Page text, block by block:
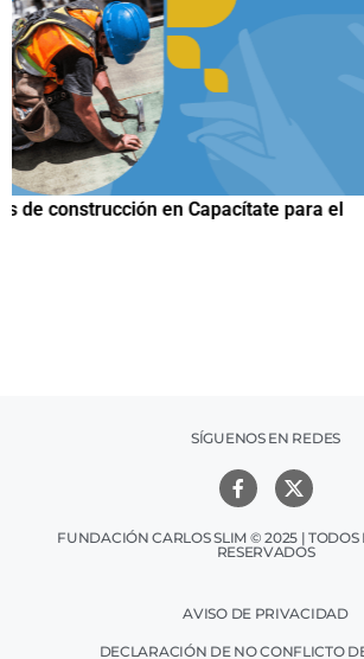
Papuchis y el Sueño Michoacano como
SÍGUENOS EN REDES
FUNDACIÓN CARLOS SLIM © 2025 | TODOS
RESERVADOS
AVISO DE PRIVACIDAD
DECLARACIÓN DE NO CONFLICTO